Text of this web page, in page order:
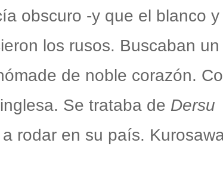
obscuro -y que el blanco
los rusos. Buscaban
de noble corazón.
Se trataba de Dersu
rodar en su país.